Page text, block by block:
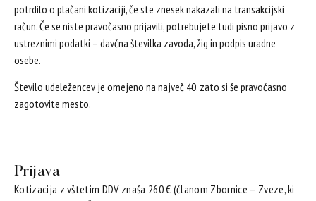
potrdilo o plačani kotizaciji, če ste znesek nakazali na transakcijski
račun. Če se niste pravočasno prijavili, potrebujete tudi pisno prijavo z
ustreznimi podatki – davčna številka zavoda, žig in podpis uradne
osebe.
Število udeležencev je omejeno na največ 40, zato si še pravočasno
zagotovite mesto.
Prijava
Kotizacija z vštetim DDV znaša 260 € (članom Zbornice – Zveze, ki